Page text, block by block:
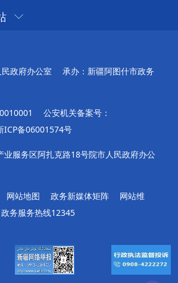
政府办公室
承办：新疆阿图什市政务
公安机关备案号：
ICP备06001574号
业服务区阿扎克路18号院市人民政府办公
网站地图 政务新媒体矩阵
网站维
政务服务热线12345